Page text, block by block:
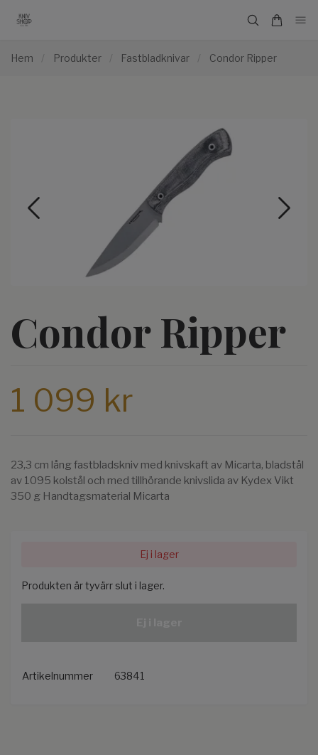
Hem / Produkter / Fastbladknivar / Condor Ripper
Condor Ripper
1 099 kr
23,3 cm lång fastbladskniv med knivskaft av Micarta, bladstål
av 1095 kolstål och med tillhörande knivslida av Kydex Vikt
350 g Handtagsmaterial Micarta
Ej i lager
Produkten är tyvärr slut i lager.
Artikelnummer 63841